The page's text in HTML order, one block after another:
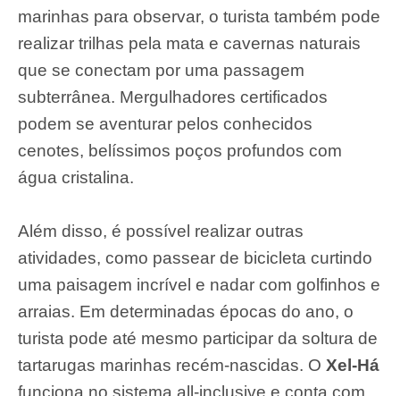
marinhas para observar, o turista também pode
realizar trilhas pela mata e cavernas naturais
que se conectam por uma passagem
subterrânea. Mergulhadores certificados
podem se aventurar pelos conhecidos
cenotes, belíssimos poços profundos com
água cristalina.
Além disso, é possível realizar outras
atividades, como passear de bicicleta curtindo
uma paisagem incrível e nadar com golfinhos e
arraias. Em determinadas épocas do ano, o
turista pode até mesmo participar da soltura de
tartarugas marinhas recém-nascidas. O Xel-Há
funciona no sistema all-inclusive e conta com